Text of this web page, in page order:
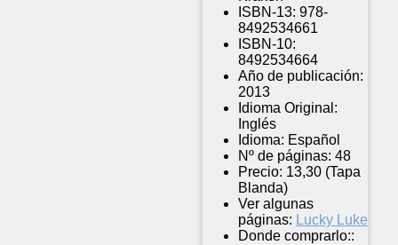
ISBN-13: 978-
8492534661
ISBN-10:
8492534664
Año de publicación:
2013
Idioma Original:
Inglés
Idioma: Español
Nº de páginas: 48
Precio: 13,30 (Tapa
Blanda)
Ver algunas
páginas: Lucky Luke
Donde comprarlo::